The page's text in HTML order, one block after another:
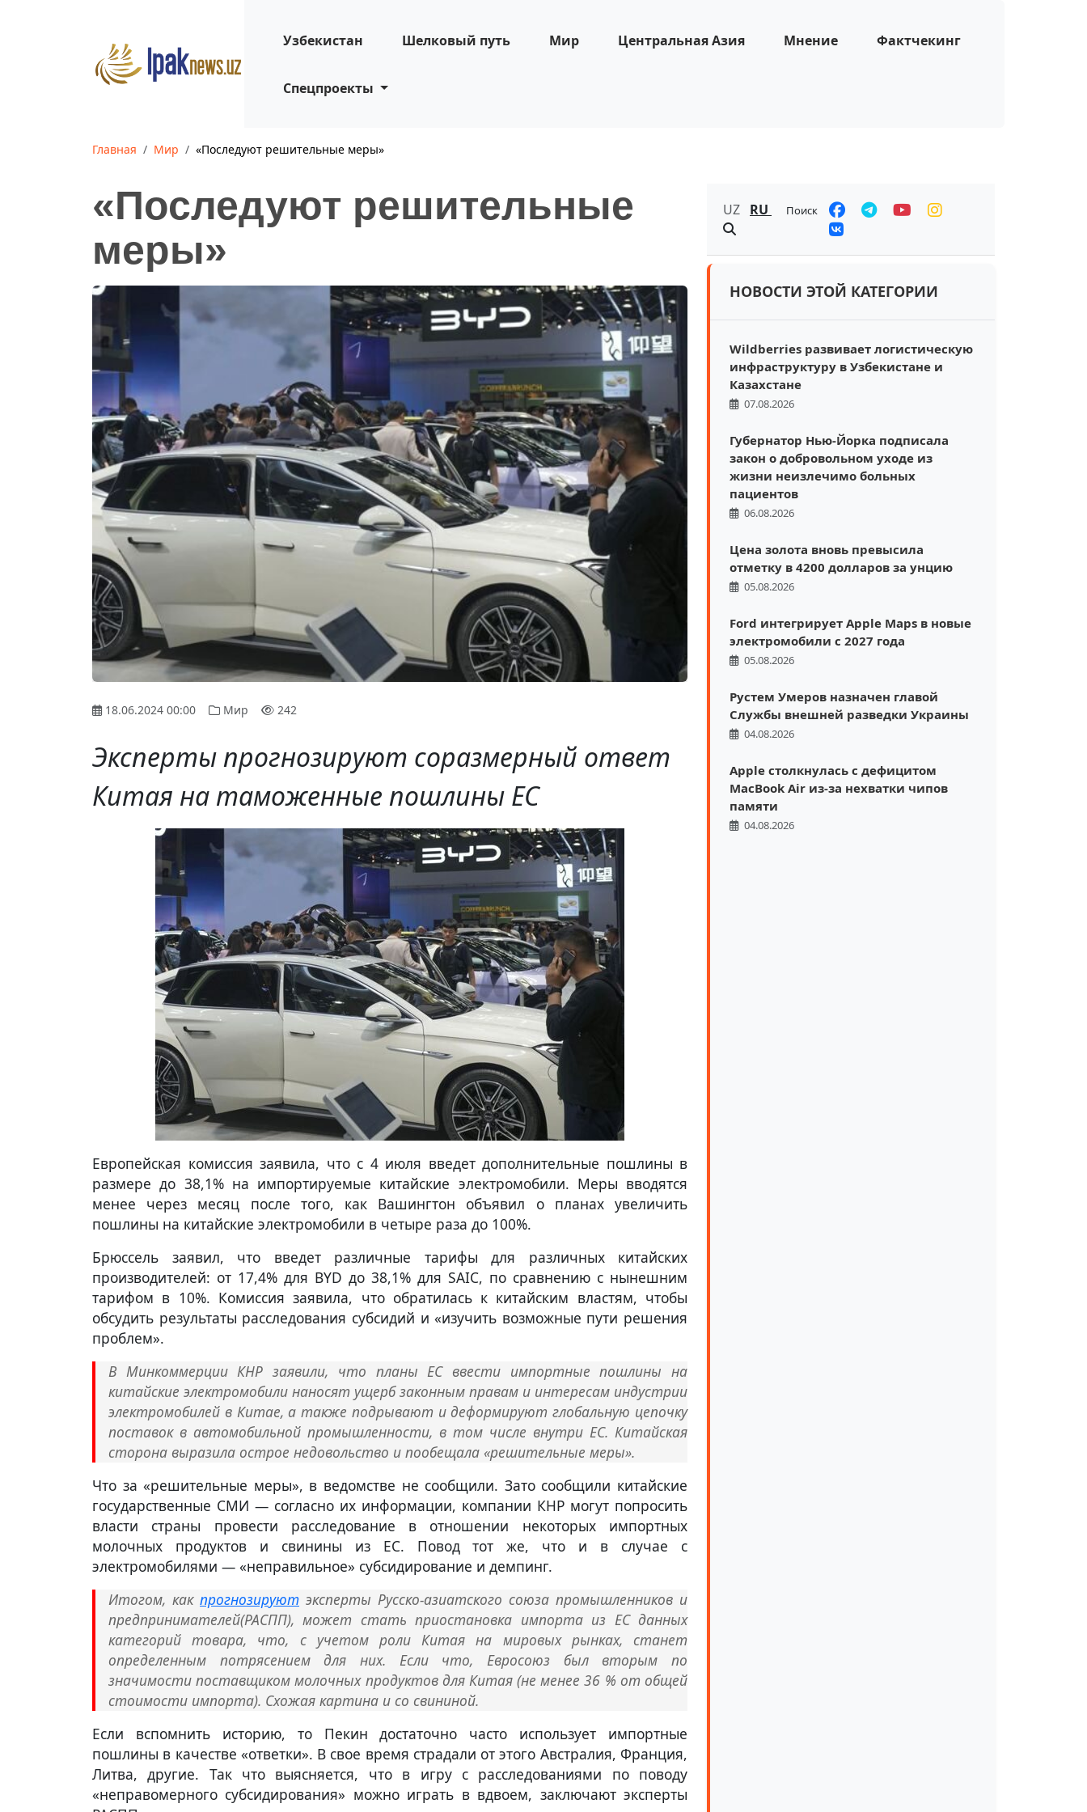
Узбекистан Шелковый путь Мир Центральная Азия Мнение Фактчекинг
Спецпроекты
Главная Мир «Последуют решительные меры»
«Последуют решительные
меры»
18.06.2024 00:00 Мир 242
Эксперты прогнозируют соразмерный ответ
Китая на таможенные пошлины ЕС
Европейская комиссия заявила, что с 4 июля введет дополнительные пошлины в
размере до 38,1% на импортируемые китайские электромобили. Меры вводятся
менее через месяц после того, как Вашингтон объявил о планах увеличить
пошлины на китайские электромобили в четыре раза до 100%.
Брюссель заявил, что введет различные тарифы для различных китайских
производителей: от 17,4% для BYD до 38,1% для SAIC, по сравнению с нынешним
тарифом в 10%. Комиссия заявила, что обратилась к китайским властям, чтобы
обсудить результаты расследования субсидий и «изучить возможные пути решения
проблем».
В Минкоммерции КНР заявили, что планы ЕС ввести импортные пошлины на
китайские электромобили наносят ущерб законным правам и интересам индустрии
электромобилей в Китае, а также подрывают и деформируют глобальную цепочку
поставок в автомобильной промышленности, в том числе внутри ЕС. Китайская
сторона выразила острое недовольство и пообещала «решительные меры».
Что за «решительные меры», в ведомстве не сообщили. Зато сообщили китайские
государственные СМИ — согласно их информации, компании КНР могут попросить
власти страны провести расследование в отношении некоторых импортных
молочных продуктов и свинины из ЕС. Повод тот же, что и в случае с
электромобилями — «неправильное» субсидирование и демпинг.
Итогом, как прогнозируют эксперты Русско-азиатского союза промышленников и
предпринимателей(РАСПП), может стать приостановка импорта из ЕС данных
категорий товара, что, с учетом роли Китая на мировых рынках, станет
определенным потрясением для них. Если что, Евросоюз был вторым по
значимости поставщиком молочных продуктов для Китая (не менее 36 % от общей
стоимости импорта). Схожая картина и со свининой.
Если вспомнить историю, то Пекин достаточно часто использует импортные
пошлины в качестве «ответки». В свое время страдали от этого Австралия, Франция,
Литва, другие. Так что выясняется, что в игру с расследованиями по поводу
«неправомерного субсидирования» можно играть в вдвоем, заключают эксперты
UZ RU Поиск
НОВОСТИ ЭТОЙ КАТЕГОРИИ
Wildberries развивает логистическую
инфраструктуру в Узбекистане и
Казахстане
07.08.2026
Губернатор Нью-Йорка подписала
закон о добровольном уходе из
жизни неизлечимо больных
пациентов
06.08.2026
Цена золота вновь превысила
отметку в 4200 долларов за унцию
05.08.2026
Ford интегрирует Apple Maps в новые
электромобили с 2027 года
05.08.2026
Рустем Умеров назначен главой
Службы внешней разведки Украины
04.08.2026
Apple столкнулась с дефицитом
MacBook Air из-за нехватки чипов
памяти
04.08.2026